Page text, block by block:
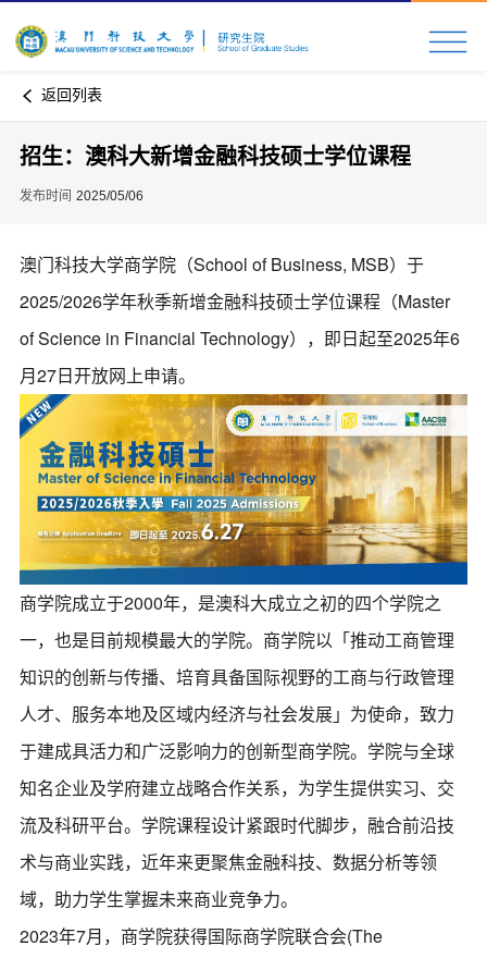
返回列表
招生：澳科大新增金融科技硕士学位课程
发布时间 2025/05/06
澳门科技大学商学院（School of Business, MSB）于
2025/2026学年秋季新增金融科技硕士学位课程（Master
of Science in Financial Technology），即日起至2025年6
月27日开放网上申请。
商学院成立于2000年，是澳科大成立之初的四个学院之
一，也是目前规模最大的学院。商学院以「推动工商管理
知识的创新与传播、培育具备国际视野的工商与行政管理
人才、服务本地及区域内经济与社会发展」为使命，致力
于建成具活力和广泛影响力的创新型商学院。学院与全球
知名企业及学府建立战略合作关系，为学生提供实习、交
流及科研平台。学院课程设计紧跟时代脚步，融合前沿技
术与商业实践，近年来更聚焦金融科技、数据分析等领
域，助力学生掌握未来商业竞争力。
2023年7月，商学院获得国际商学院联合会(The